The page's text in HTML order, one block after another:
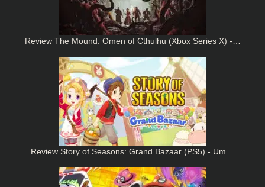
Review The Mound: Omen of Cthulhu (Xbox Series X) -…
Review Story of Seasons: Grand Bazaar (PS5) - Um…